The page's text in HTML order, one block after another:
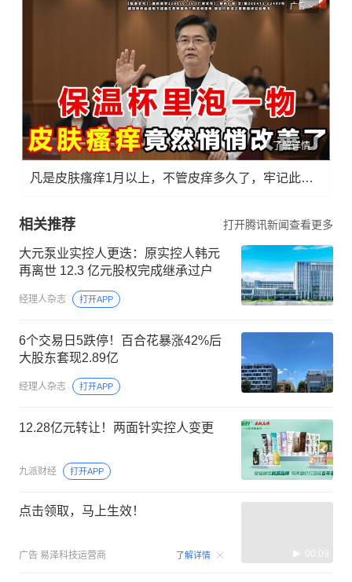
广告
了解详情
凡是皮肤瘙痒1月以上，不管皮痒多久了，牢记此法，快！准！狠！
相关推荐 打开腾讯新闻查看更多
大元泵业实控人更迭：原实控人韩元
再离世 12.3 亿元股权完成继承过户
经理人杂志 打开APP
6个交易日5跌停！百合花暴涨42%后
大股东套现2.89亿
经理人杂志 打开APP
12.28亿元转让！两面针实控人变更
九派财经 打开APP
点击领取，马上生效！
广告 易泽科技运营商 了解详情 00:09